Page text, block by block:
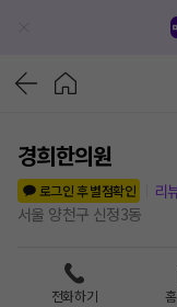
경희한의원
로그인 후 별점확인
리
서울 양천구 신정3동
전화하기